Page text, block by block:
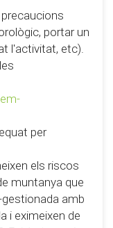
portar un
l'activitat, etc).
per
els riscos
muntanya que
amb
i eximeixen de